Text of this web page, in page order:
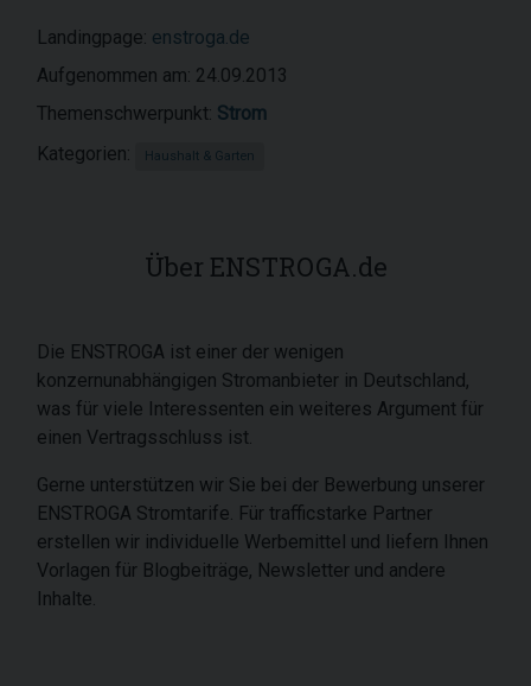
Landingpage: enstroga.de
Aufgenommen am: 24.09.2013
Themenschwerpunkt: Strom
Kategorien:
Haushalt & Garten
Über ENSTROGA.de
Die ENSTROGA ist einer der wenigen
konzernunabhängigen Stromanbieter in Deutschland,
was für viele Interessenten ein weiteres Argument für
einen Vertragsschluss ist.
Gerne unterstützen wir Sie bei der Bewerbung unserer
ENSTROGA Stromtarife. Für trafficstarke Partner
erstellen wir individuelle Werbemittel und liefern Ihnen
Vorlagen für Blogbeiträge, Newsletter und andere
Inhalte.